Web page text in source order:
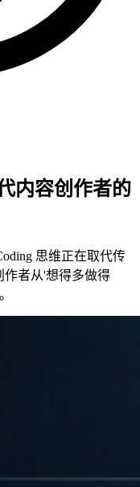
内容创作者的
思维正在取代传
作者从'想得多做得